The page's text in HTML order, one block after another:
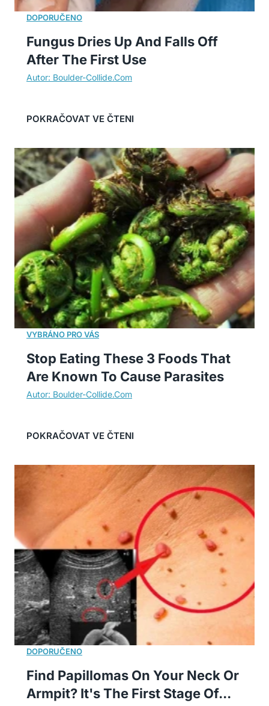
Fungus Dries Up And Falls Off
After The First Use
Stop Eating These 3 Foods That
Are Known To Cause Parasites
Find Papillomas On Your Neck Or
Armpit? It's The First Stage Of...